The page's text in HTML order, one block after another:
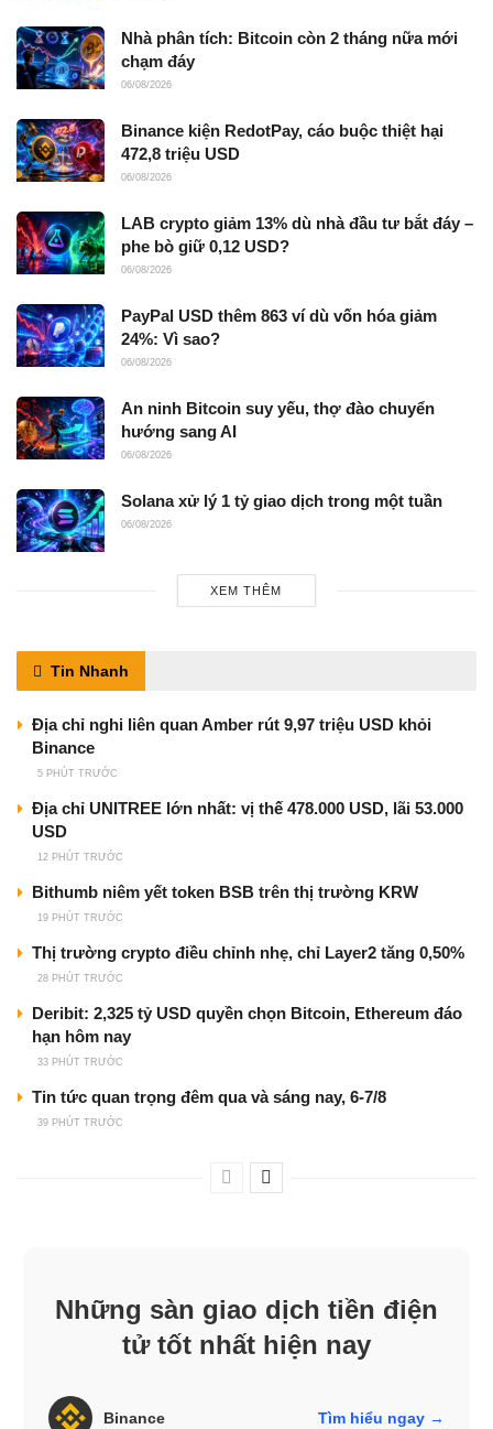
Nhà phân tích: Bitcoin còn 2 tháng nữa mới
chạm đáy
06/08/2026
Binance kiện RedotPay, cáo buộc thiệt hại
472,8 triệu USD
06/08/2026
LAB crypto giảm 13% dù nhà đầu tư bắt đáy –
phe bò giữ 0,12 USD?
06/08/2026
PayPal USD thêm 863 ví dù vốn hóa giảm
24%: Vì sao?
06/08/2026
An ninh Bitcoin suy yếu, thợ đào chuyển
hướng sang AI
06/08/2026
Solana xử lý 1 tỷ giao dịch trong một tuần
06/08/2026
XEM THÊM
Tin Nhanh
Địa chỉ nghi liên quan Amber rút 9,97 triệu USD khỏi
Binance
5 PHÚT TRƯỚC
Địa chỉ UNITREE lớn nhất: vị thế 478.000 USD, lãi 53.000
USD
12 PHÚT TRƯỚC
Bithumb niêm yết token BSB trên thị trường KRW
19 PHÚT TRƯỚC
Thị trường crypto điều chỉnh nhẹ, chỉ Layer2 tăng 0,50%
28 PHÚT TRƯỚC
Deribit: 2,325 tỷ USD quyền chọn Bitcoin, Ethereum đáo
hạn hôm nay
33 PHÚT TRƯỚC
Tin tức quan trọng đêm qua và sáng nay, 6-7/8
39 PHÚT TRƯỚC
Những sàn giao dịch tiền điện
tử tốt nhất hiện nay
Binance Tìm hiểu ngay →